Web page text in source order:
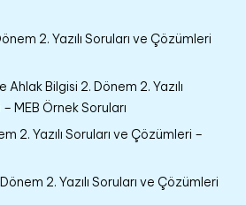
2. Yazılı Soruları ve Çözümleri
Ahlak Bilgisi 2. Dönem 2. Yazılı
MEB Örnek Soruları
2. Yazılı Soruları ve Çözümleri –
2. Yazılı Soruları ve Çözümleri